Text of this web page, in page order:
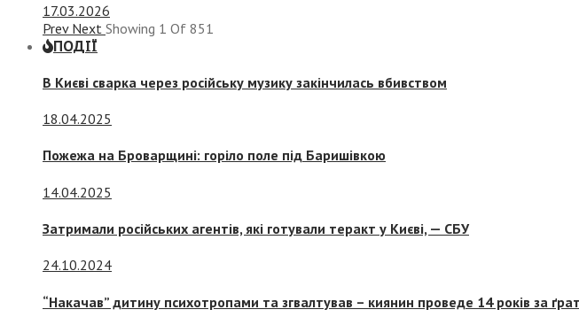
17.03.2026
Prev Next Showing 1 Of 851
ПОДІЇ
В Києві сварка через російську музику закінчилась вбивством
18.04.2025
Пожежа на Броварщині: горіло поле під Баришівкою
14.04.2025
Затримали російських агентів, які готували теракт у Києві, — СБУ
24.10.2024
“Накачав” дитину психотропами та згвалтував – киянин проведе 14 років за